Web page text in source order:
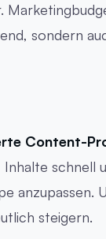
sondern
Content-
schnell
anzupassen.
steigern.